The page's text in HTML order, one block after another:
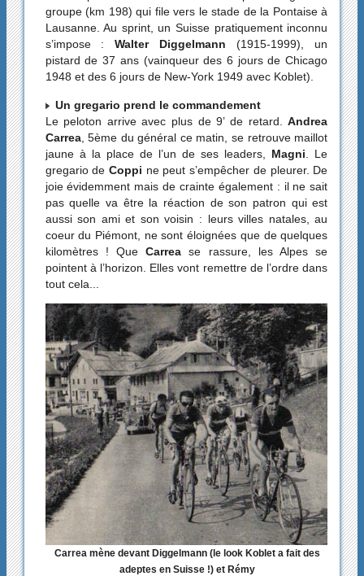
groupe (km 198) qui file vers le stade de la Pontaise à
Lausanne. Au sprint, un Suisse pratiquement inconnu
s’impose :Walter Diggelmann (1915-1999), un
pistard de 37 ans (vainqueur des 6 jours de Chicago
1948 et des 6 jours de New-York 1949 avec Koblet).
Un gregario prend le commandement
Le peloton arrive avec plus de 9’ de retard.Andrea
Carrea, 5ème du général ce matin, se retrouve maillot
jaune à la place de l’un de ses leaders, Magni . Le
gregario de Coppi ne peut s’empêcher de pleurer. De
joie évidemment mais de crainte également : il ne sait
pas quelle va être la réaction de son patron qui est
aussi son ami et son voisin : leurs villes natales, au
coeur du Piémont, ne sont éloignées que de quelques
kilomètres ! QueCarrea se rassure, les Alpes se
pointent à l’horizon. Elles vont remettre de l’ordre dans
tout cela...
Carrea mène devant Diggelmann (le look Koblet a fait des
adeptes en Suisse !) et Rémy